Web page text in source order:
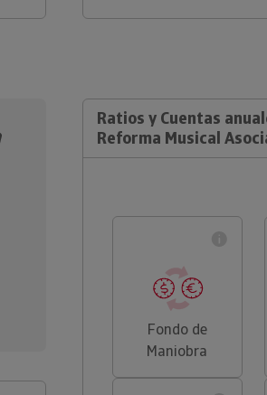
Ratios y Cuentas
Reforma Musical
Fondo de
Maniobra